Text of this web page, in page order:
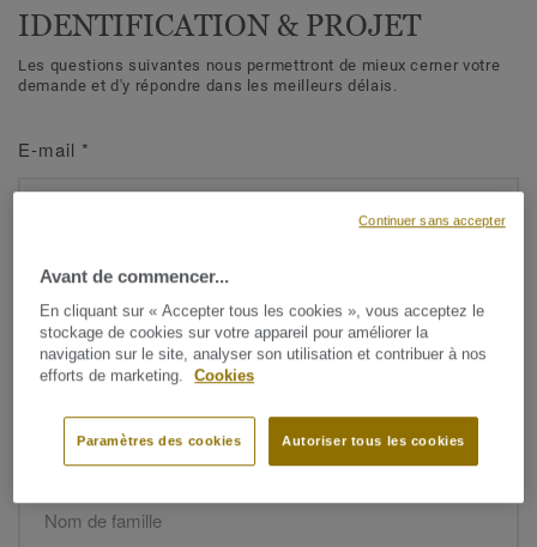
IDENTIFICATION & PROJET
Les questions suivantes nous permettront de mieux cerner votre
demande et d'y répondre dans les meilleurs délais.
E-mail *
Prénom*
Avant de commencer...
En cliquant sur « Accepter tous les cookies », vous acceptez le
stockage de cookies sur votre appareil pour améliorer la
navigation sur le site, analyser son utilisation et contribuer à nos
efforts de marketing.
Cookies
Autoriser tous les cookies
Paramètres des cookies
Continuer sans accepter